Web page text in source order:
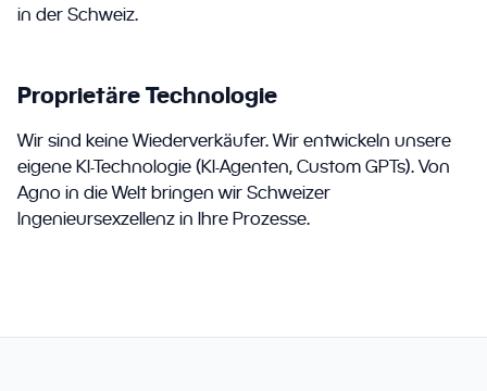
in der Schweiz.
Proprietäre Technologie
Wir sind keine Wiederverkäufer. Wir entwickeln unsere
eigene KI-Technologie (KI-Agenten, Custom GPTs). Von
Agno in die Welt bringen wir Schweizer
Ingenieursexzellenz in Ihre Prozesse.